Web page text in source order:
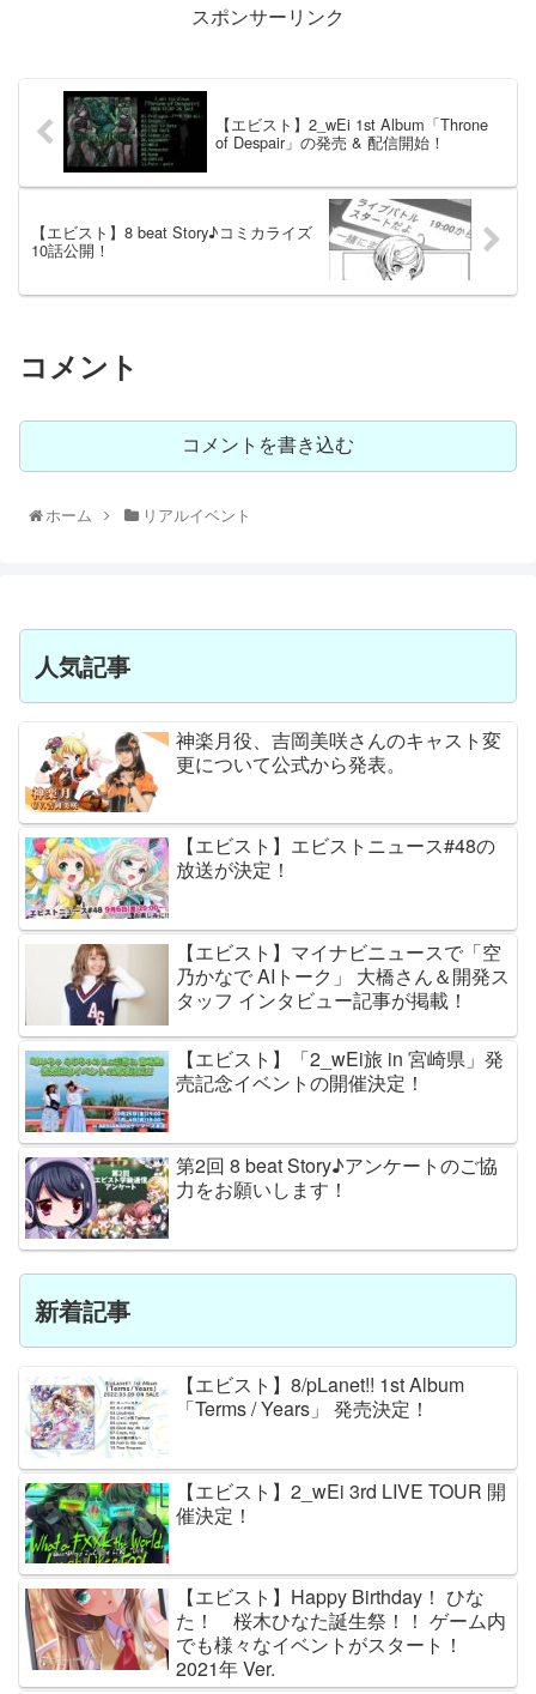
スポンサーリンク
【エビスト】2_wEi 1st Album「Throne
of Despair」の発売 & 配信開始！
【エビスト】8 beat Story♪コミカライズ
10話公開！
コメント
コメントを書き込む
ホーム リアルイベント
人気記事
神楽月役、吉岡美咲さんのキャスト変
更について公式から発表。
【エビスト】エビストニュース#48の
放送が決定！
【エビスト】マイナビニュースで「空
乃かなで AIトーク」 大橋さん＆開発ス
タッフ インタビュー記事が掲載！
【エビスト】「2_wEi旅 in 宮崎県」発
売記念イベントの開催決定！
第2回 8 beat Story♪アンケートのご協
力をお願いします！
新着記事
【エビスト】8/pLanet!! 1st Album
「Terms / Years」 発売決定！
【エビスト】2_wEi 3rd LIVE TOUR 開
催決定！
【エビスト】Happy Birthday！ ひな
た！ 桜木ひなた誕生祭！！ ゲーム内
でも様々なイベントがスタート！
2021年 Ver.